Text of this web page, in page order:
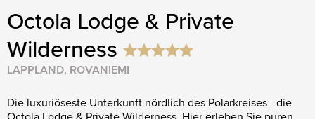
Octola Lodge & Private
Wilderness
LAPPLAND, ROVANIEMI
Die luxuriöseste Unterkunft nördlich des Polarkreises - die